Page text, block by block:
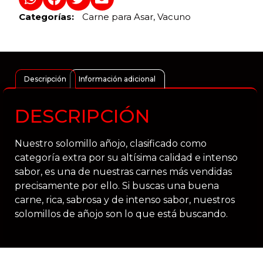
Categorías: Carne para Asar, Vacuno
Descripción Información adicional
DESCRIPCIÓN
Nuestro solomillo añojo, clasificado como
categoría extra por su altísima calidad e intenso
sabor, es una de nuestras carnes más vendidas
precisamente por ello. Si buscas una buena
carne, rica, sabrosa y de intenso sabor, nuestros
solomillos de añojo son lo que está buscando.